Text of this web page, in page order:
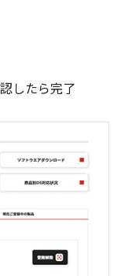
したら完了